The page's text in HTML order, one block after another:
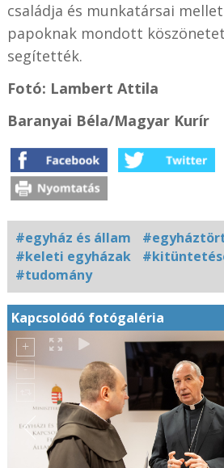
családja és munkatársai
papoknak mondott
segítették.
Fotó: Lambert Attila
Baranyai Béla/Magyar Kurír
#egyház és állam
#keleti egyházak
#tudomány
Kapcsolódó fotógaléria